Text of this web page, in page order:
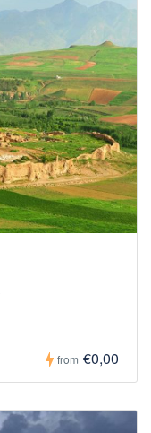
from €0,00